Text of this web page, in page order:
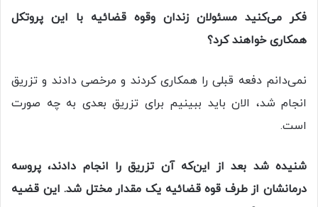
فکر می‌کنید مسئولان زندان وقوه قضائیه با این پروتکل
همکاری خواهند کرد؟
نمی‌دانم دفعه قبلی را همکاری کردند و مرخصی دادند و تزریق
انجام شد، الان باید ببینیم برای تزریق بعدی به چه صورت
است.
شنیده شد بعد از این‌که آن تزریق را انجام دادند، پروسه
درمانشان از طرف قوه قضائیه یک مقدار مختل شد. این قضیه